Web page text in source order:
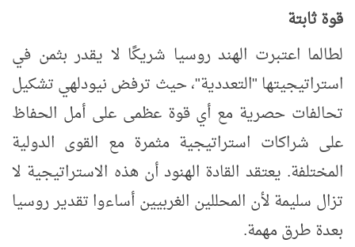
قوة ثابتة
لطالما اعتبرت الهند روسيا شريكًا لا يقدر بثمن في
استراتيجيتها "التعددية"، حيث ترفض نيودلهي تشكيل
تحالفات حصرية مع أي قوة عظمى على أمل الحفاظ
على شراكات استراتيجية مثمرة مع القوى الدولية
المختلفة. يعتقد القادة الهنود أن هذه الاستراتيجية لا
تزال سليمة لأن المحللين الغربيين أساءوا تقدير روسيا
بعدة طرق مهمة.